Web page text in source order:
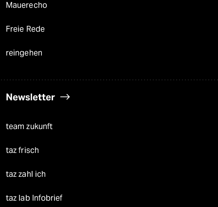
Mauerecho
Freie Rede
reingehen
Newsletter
team zukunft
taz frisch
taz zahl ich
taz lab Infobrief